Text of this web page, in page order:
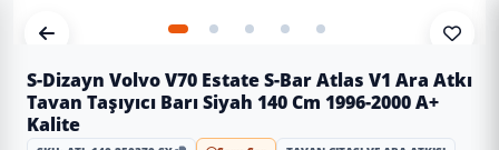
S-Dizayn Volvo V70 Estate S-Bar Atlas V1 Ara Atkı
Tavan Taşıyıcı Barı Siyah 140 Cm 1996-2000 A+
Kalite